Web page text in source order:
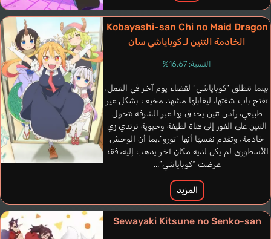
Kobayashi-san Chi no Maid Dragon
الخادمة التنين لـ كوباياشي سان
النسبة: 16.67%
بينما تنطلق “كوباياشي” لقضاء يوم آخر في العمل،
تفتح باب شقتها، ليقابلها مشهد مخيف بشكل غير
طبيعي، رأس تنين يحدق بها عبر الشرفة!يتحول
التنين على الفور إلى فتاة لطيفة وحيوية ترتدي زي
خادمة، وتقدم نفسها أنها “تورو”.بما أن الوحش
الأسطوري لم يكن لديه مكان آخر يذهب إليه، فقد
عرضت “كوباياشي”...
المزيد
Sewayaki Kitsune no Senko-san